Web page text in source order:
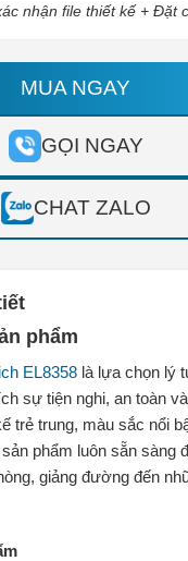
nhận file thiết kế + Đặt
MUA NGAY
GỌI NGAY
CHAT ZALO
phẩm
EL8358là lựa chọn lý
sự tiện nghi, an toàn
trẻ trung, màu sắc nổi
phẩm luôn sẵn sàng
giảng đường đến